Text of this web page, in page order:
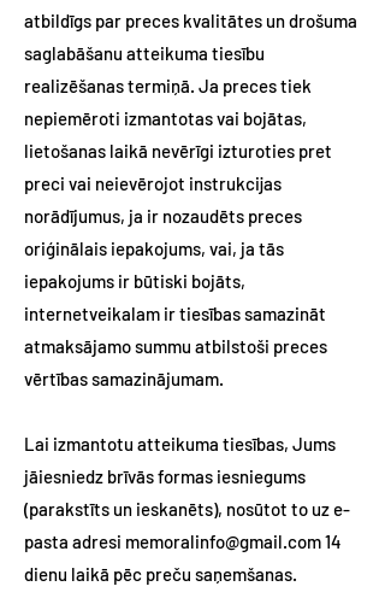
atbildīgs par preces kvalitātes un drošuma
saglabāšanu atteikuma tiesību
realizēšanas termiņā. Ja preces tiek
nepiemēroti izmantotas vai bojātas,
lietošanas laikā nevērīgi izturoties pret
preci vai neievērojot instrukcijas
norādījumus, ja ir nozaudēts preces
oriģinālais iepakojums, vai, ja tās
iepakojums ir būtiski bojāts,
internetveikalam ir tiesības samazināt
atmaksājamo summu atbilstoši preces
vērtības samazinājumam.
Lai izmantotu atteikuma tiesības, Jums
jāiesniedz brīvās formas iesniegums
(parakstīts un ieskanēts), nosūtot to uz e-
pasta adresi memoralinfo@gmail.com14
dienu laikā pēc preču saņemšanas.